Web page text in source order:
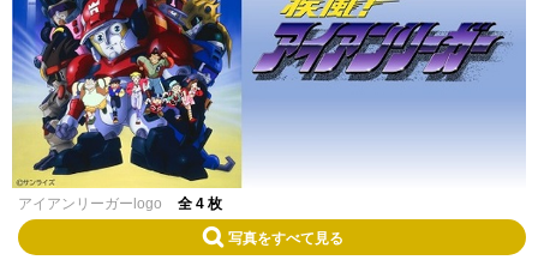
アイアンリーガーlogo 全 4 枚
写真をすべて見る